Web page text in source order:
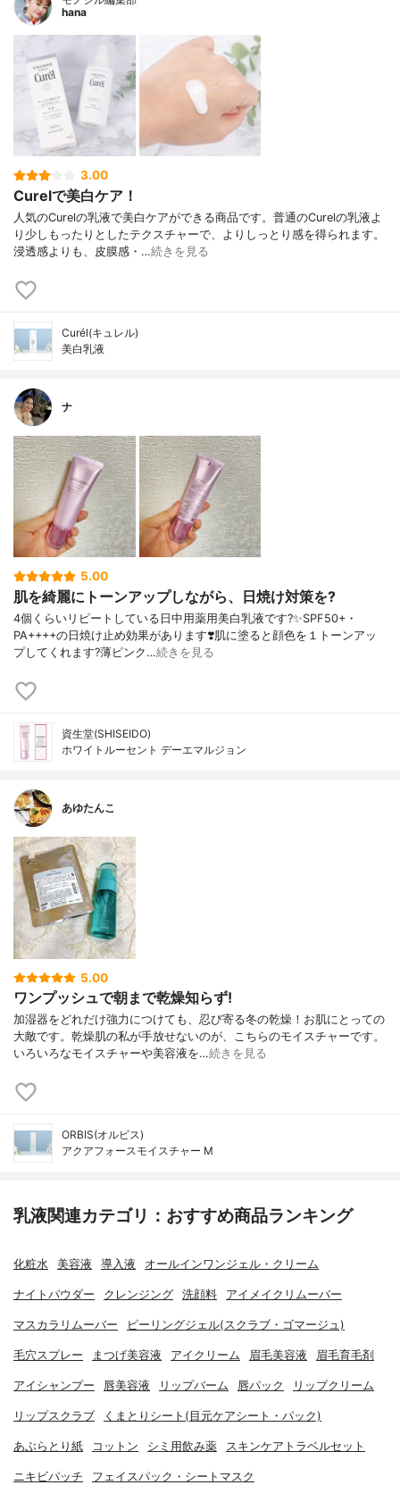
hana
3.00
Curelで美白ケア！
人気のCurelの乳液で美白ケアができる商品です。普通のCurelの乳液よ
り少しもったりとしたテクスチャーで、よりしっとり感を得られます。
浸透感よりも、皮膜感・…続きを見る
Curél(キュレル)
美白乳液
ナ
5.00
肌を綺麗にトーンアップしながら、日焼け対策を?
4個くらいリピートしている日中用薬用美白乳液です?✨SPF50+・
PA++++の日焼け止め効果があります❣️肌に塗ると顔色を１トーンアッ
プしてくれます?薄ピンク…続きを見る
資生堂(SHISEIDO)
ホワイトルーセント デーエマルジョン
あゆたんこ
5.00
ワンプッシュで朝まで乾燥知らず!
加湿器をどれだけ強力につけても、忍び寄る冬の乾燥！お肌にとっての
大敵です。乾燥肌の私が手放せないのが、こちらのモイスチャーです。
いろいろなモイスチャーや美容液を…続きを見る
ORBIS(オルビス)
アクアフォースモイスチャー M
乳液関連カテゴリ：おすすめ商品ランキング
化粧水 美容液 導入液 オールインワンジェル・クリーム
ナイトパウダー クレンジング 洗顔料 アイメイクリムーバー
マスカラリムーバー ピーリングジェル(スクラブ・ゴマージュ)
毛穴スプレー まつげ美容液 アイクリーム 眉毛美容液 眉毛育毛剤
アイシャンプー 唇美容液 リップバーム 唇パック リップクリーム
リップスクラブ くまとりシート(目元ケアシート・パック)
あぶらとり紙 コットン シミ用飲み薬 スキンケアトラベルセット
ニキビパッチ フェイスパック・シートマスク